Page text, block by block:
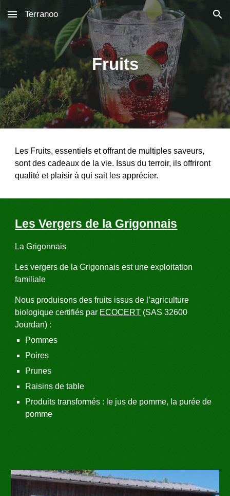
Skip to main content Skip to navigation
Terranoo
Fruits
Les Fruits, essentiels et offrant de multiples saveurs,
sont des cadeaux de la vie. Issus du terroir, ils offriront
qualité et plaisir à qui sait les apprécier.
Les Vergers de la Grigonnais
La Grigonnais
Les vergers de la Grigonnais est une exploitation
familiale
Nous produisons des fruits issus de l’agriculture
biologique certifiés par ECOCERT (SAS 32600
Jourdan) :
Pommes
Poires
Prunes
Raisins de table
Produits transformés : le jus de pomme, la purée de
pomme